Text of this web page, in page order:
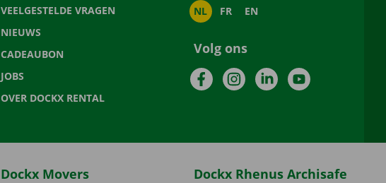
VEELGESTELDE VRAGEN
NIEUWS
CADEAUBON
JOBS
OVER DOCKX RENTAL
NL FR EN
Volg ons
FacebookInstagramLinkedInYouTube
Dockx Movers Dockx Rhenus Archisafe